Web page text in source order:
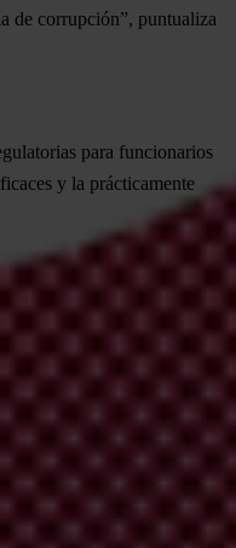
de corrupción”, puntualiza
para funcionarios
y la prácticamente
El cambio se refleja en la